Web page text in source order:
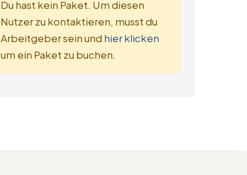
Du hast kein Paket. Um diesen
Nutzer zu kontaktieren, musst du
Arbeitgeber sein und hier klicken
um ein Paket zu buchen.